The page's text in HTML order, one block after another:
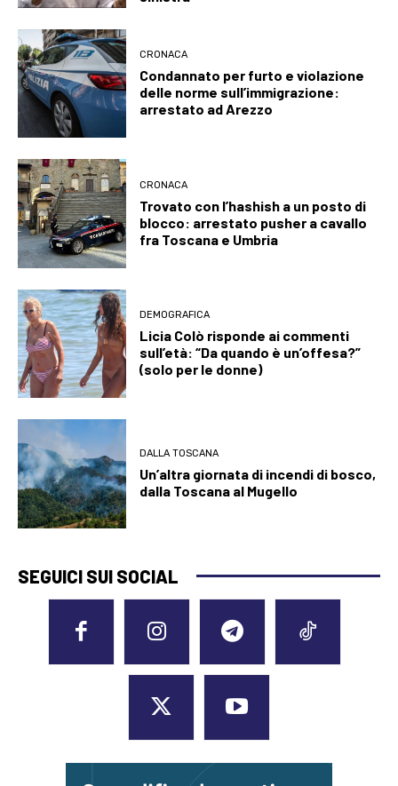
CRONACA
Condannato per furto e violazione
delle norme sull’immigrazione:
arrestato ad Arezzo
CRONACA
Trovato con l’hashish a un posto di
blocco: arrestato pusher a cavallo
fra Toscana e Umbria
DEMOGRAFICA
Licia Colò risponde ai commenti
sull’età: “Da quando è un’offesa?”
(solo per le donne)
DALLA TOSCANA
Un’altra giornata di incendi di bosco,
dalla Toscana al Mugello
SEGUICI SUI SOCIAL